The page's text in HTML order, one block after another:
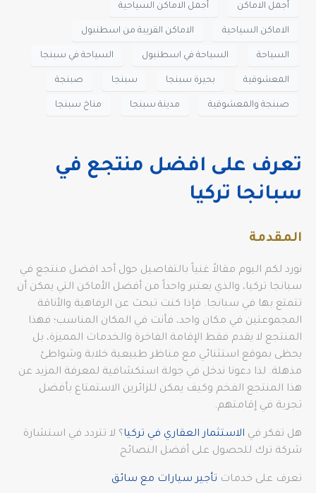
أجمل الاماكن أجمل الاماكن السياحية
الاماكن السياحية الاماكن القريبة من اسطنبول
السياحة السياحة في اسطنبول السياحة في سبنجا
المعشوقية بحيرة سبنجا سبنجا صبنجة
صبنجة والمعشوقية مدينة سبنجا مناخ سبنجا
تعرف على افضل منتجع في
سبانجا تركيا
المقدمة
نورد لكم اليوم مقالاً غنياً بالتفاصيل حول أحد افضل منتجع في
سبانجا تركيا، والذي يعتبر واحداً من أفضل الأماكن التي يمكن أن
تتمتع بها في سبانجا. فإذا كنت تبحث عن الرفاهية والأناقة
المجموعتين في مكان واحد، فأنت في المكان المناسب؛ فهذا
المنتجع لا يقدم فقط الإقامة الفاخرة والخدمات المميزة، بل
يحظى بموقع استثنائي مع مناظر طبيعية خلابة وشواطئ
مذهلة. لذا دعونا ندخل في جولة استكشافية لمعرفة المزيد عن
هذا المنتجع الفخم وكيف يمكن للزائرين الاستمتاع بأفضل
تجربة في إقامتهم.
هل تفكر في الاستثمار العقاري في تركيا ؟ لا تتردد في استشارة
شركة ترك للحصول على أفضل النصائح
تعرف على خدمات تأجير سيارات مع سائق